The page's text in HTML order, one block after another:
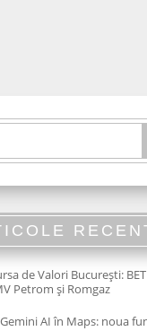
de Valori București:
Petrom și Romgaz
AI în Maps: noua